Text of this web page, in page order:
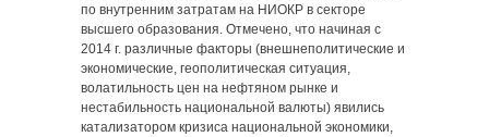
по внутренним затратам на НИОКР в секторе
высшего образования. Отмечено, что начиная с
2014 г. различные факторы (внешнеполитические и
экономические, геополитическая ситуация,
волатильность цен на нефтяном рынке и
нестабильность национальной валюты) явились
катализатором кризиса национальной экономики,